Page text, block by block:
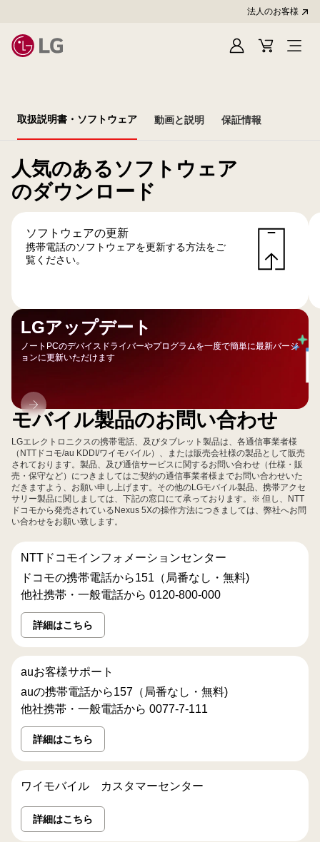
法人のお客様
Sign
Cart
取扱説明書・ソフトウェア 動画と説明 保証情報
人気のあるソフトウェア
のダウンロード
ソフトウェアの更新
携帯電話のソフトウェアを更新する方法をご
覧ください。
LGアップデート
ノートPCのデバイスドライバーやプログラムを一度で簡単に最新バージ
ョンに更新いただけます
LG
ア
プ
デ
ー
ト
モバイル製品のお問い合わせ
LGエレクトロニクスの携帯電話、及びタブレット製品は、各通信事業者様
（NTTドコモ/au KDDI/ワイモバイル）、または販売会社様の製品として販売
されております。製品、及び通信サービスに関するお問い合わせ（仕様・販
売・保守など）につきましてはご契約の通信事業者様までお問い合わせいた
だきますよう、お願い申し上げます。その他のLGモバイル製品、携帯アクセ
サリー製品に関しましては、下記の窓口にて承っております。※ 但し、NTT
ドコモから発売されているNexus 5Xの操作方法につきましては、弊社へお問
い合わせをお願い致します。
NTTドコモインフォメーションセンター
ドコモの携帯電話から151（局番なし・無料)
他社携帯・一般電話から 0120-800-000
詳細はこちら
auお客様サポート
auの携帯電話から157（局番なし・無料)
他社携帯・一般電話から 0077-7-111
詳細はこちら
ワイモバイル カスタマーセンター
詳細はこちら